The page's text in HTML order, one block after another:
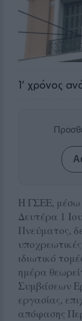
1' χρόνος
Η ΓΣΕΕ, μέσω
Δευτέρα 1
Πνεύματος,
ιδιωτικό
ημέρα
Συμβάσεων
εργασίας,
απόφασης